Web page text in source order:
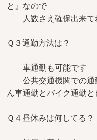
と』なので
人数さえ確保出来て
Ｑ３通勤方法は？
車通勤も可能です
公共交通機関での通
ん車通勤とバイク通勤
Ｑ４昼休みは何してる？